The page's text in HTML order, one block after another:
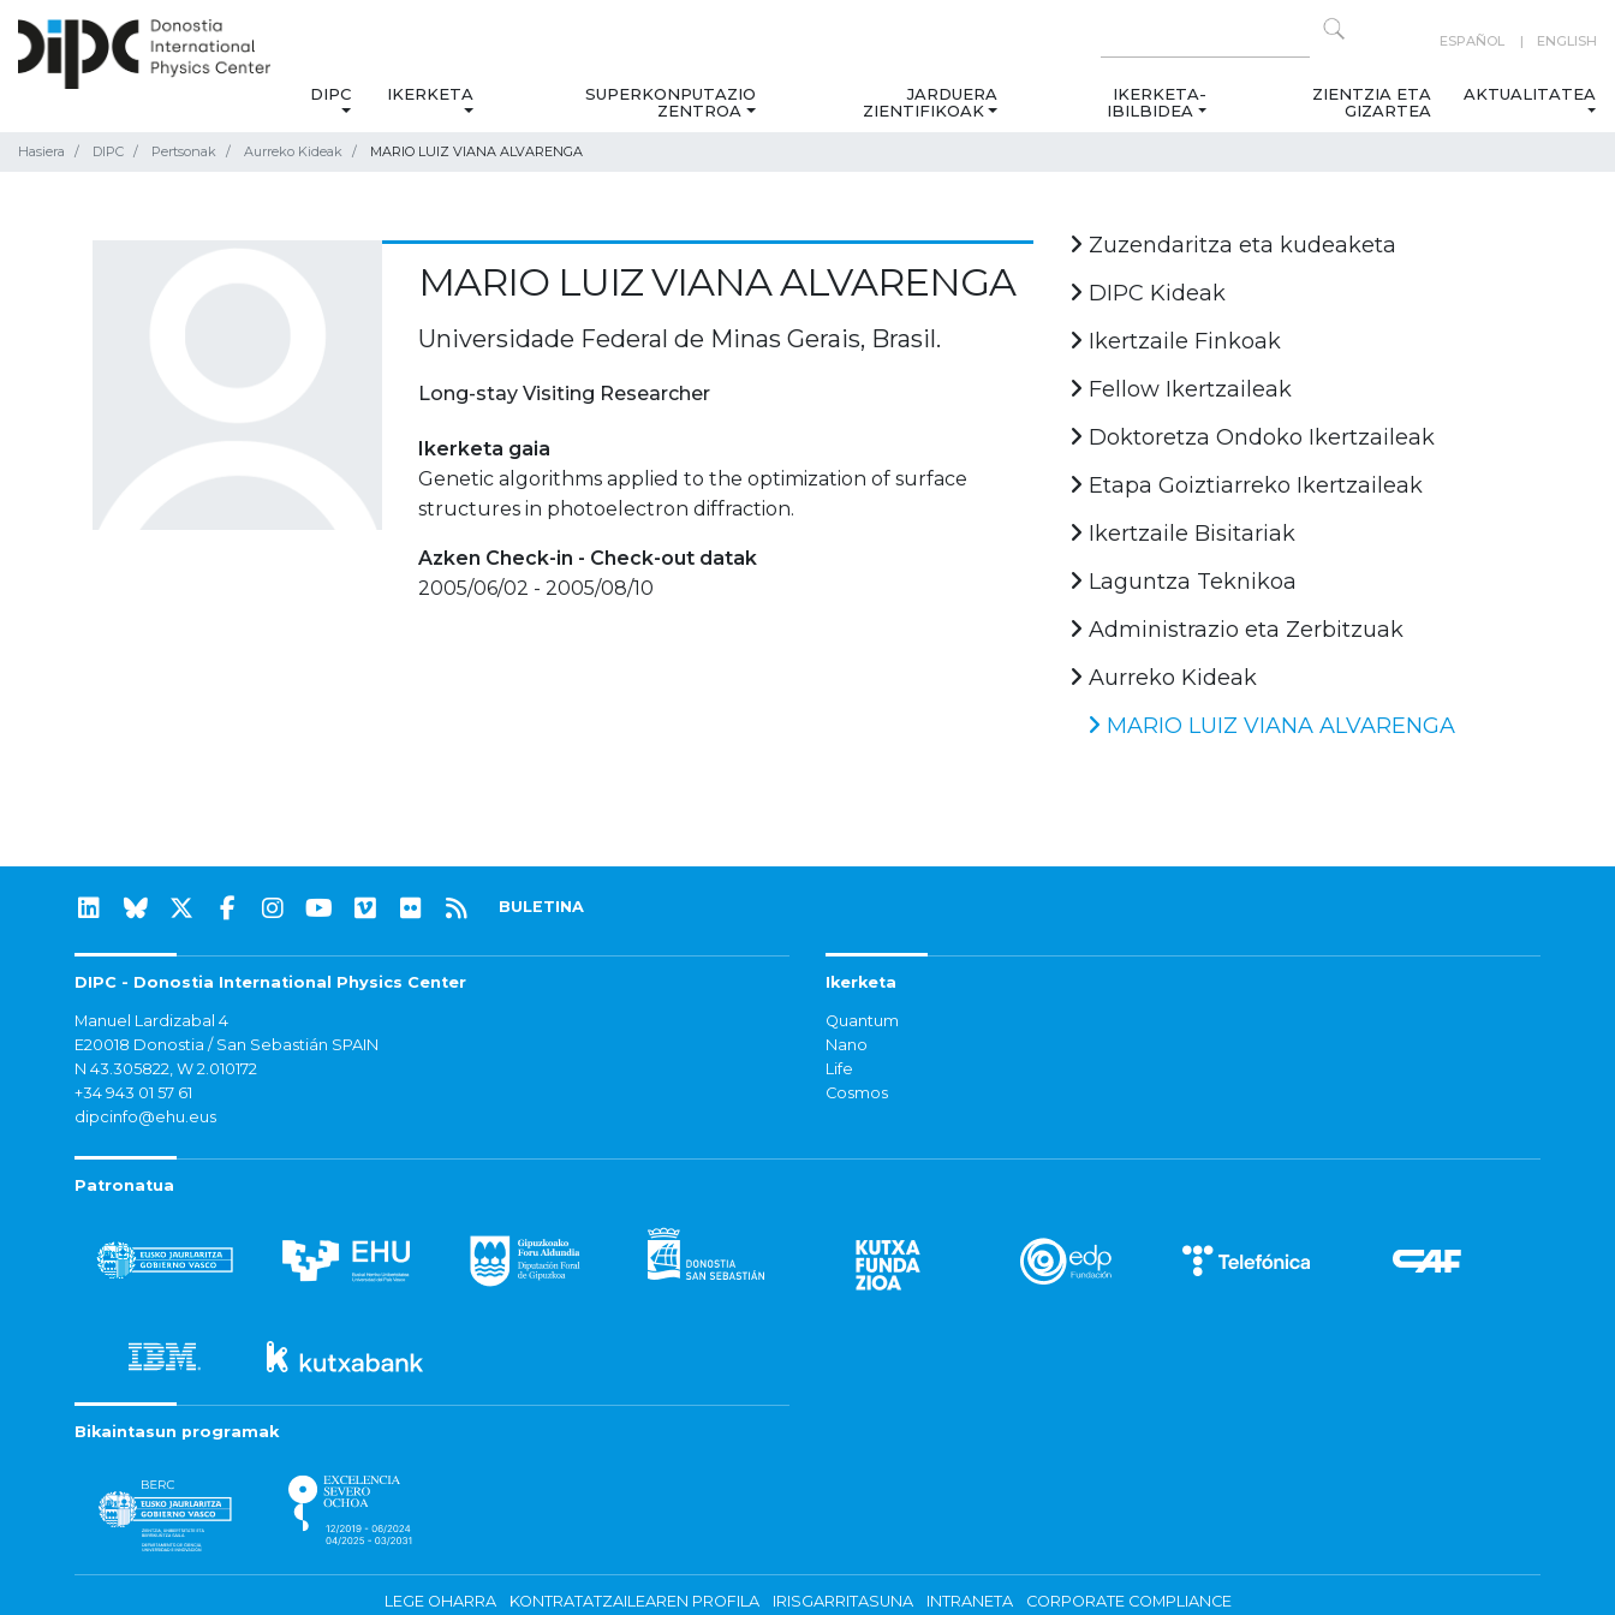
ESPAÑOL ENGLISH
DIPC IKERKETA
SUPERKONPUTAZIO
ZENTROA
JARDUERA
ZIENTIFIKOAK
IKERKETA-
IBILBIDEA
ZIENTZIA ETA
GIZARTEA
AKTUALITATEA
Hasiera DIPC Pertsonak Aurreko Kideak MARIO LUIZ VIANA ALVARENGA
MARIO LUIZ VIANA ALVARENGA
Universidade Federal de Minas Gerais, Brasil.
Long-stay Visiting Researcher
Ikerketa gaia
Genetic algorithms applied to the optimization of surface
structures in photoelectron diffraction.
Azken Check-in - Check-out datak
2005/06/02 - 2005/08/10
Zuzendaritza eta kudeaketa
DIPC Kideak
Ikertzaile Finkoak
Fellow Ikertzaileak
Doktoretza Ondoko Ikertzaileak
Etapa Goiztiarreko Ikertzaileak
Ikertzaile Bisitariak
Laguntza Teknikoa
Administrazio eta Zerbitzuak
Aurreko Kideak
MARIO LUIZ VIANA ALVARENGA
BULETINA
DIPC - Donostia International Physics Center
Manuel Lardizabal 4
E20018 Donostia / San Sebastián SPAIN
N 43.305822, W 2.010172
+34 943 01 57 61
dipcinfo@ehu.eus
Ikerketa
Quantum
Nano
Life
Cosmos
Patronatua
Bikaintasun programak
LEGE OHARRA KONTRATATZAILEAREN PROFILA IRISGARRITASUNA INTRANETA CORPORATE COMPLIANCE